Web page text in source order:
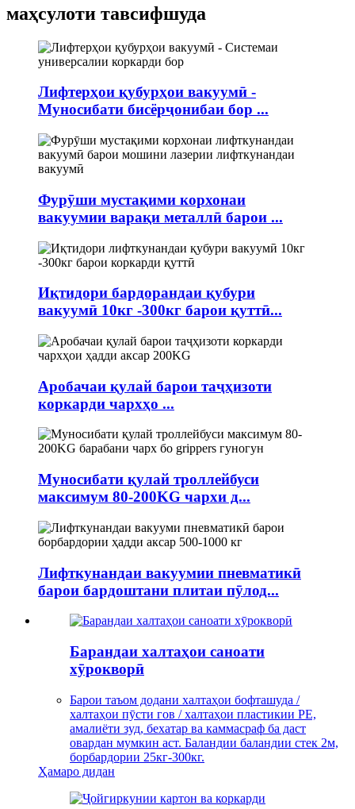
маҳсулоти тавсифшуда
Лифтерҳои қубурҳои вакуумӣ -
Муносибати бисёрҷонибаи бор ...
Фурӯши мустақими корхонаи
вакуумии варақи металлӣ барои ...
Иқтидори бардорандаи қубури
вакуумӣ 10кг -300кг барои қуттӣ...
Аробачаи қулай барои таҷҳизоти
коркарди чархҳо ...
Муносибати қулай троллейбуси
максимум 80-200KG чархи д...
Лифткунандаи вакуумии пневматикӣ
барои бардоштани плитаи пӯлод...
Барандаи халтаҳои саноати
хӯрокворӣ
Барои таъом додани халтаҳои бофташуда /
халтаҳои пӯсти гов / халтаҳои пластикии PE,
амалиёти зуд, бехатар ва каммасраф ба даст
овардан мумкин аст. Баландии баландии стек 2м,
борбардории 25кг-300кг.
Ҳамаро дидан